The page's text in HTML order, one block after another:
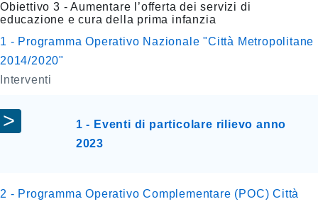
Obiettivo 3 - Aumentare l’offerta dei servizi di
educazione e cura della prima infanzia
1 - Programma Operativo Nazionale "Città Metropolitane
2014/2020"
Interventi
1 - Eventi di particolare rilievo anno
2023
2 - Programma Operativo Complementare (POC) Città